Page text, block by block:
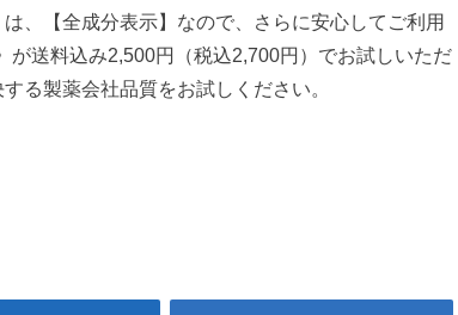
、【全成分表示】なので、さらに安心してご利用
送料込み2,500円（税込2,700円）でお試しいただ
る製薬会社品質をお試しください。